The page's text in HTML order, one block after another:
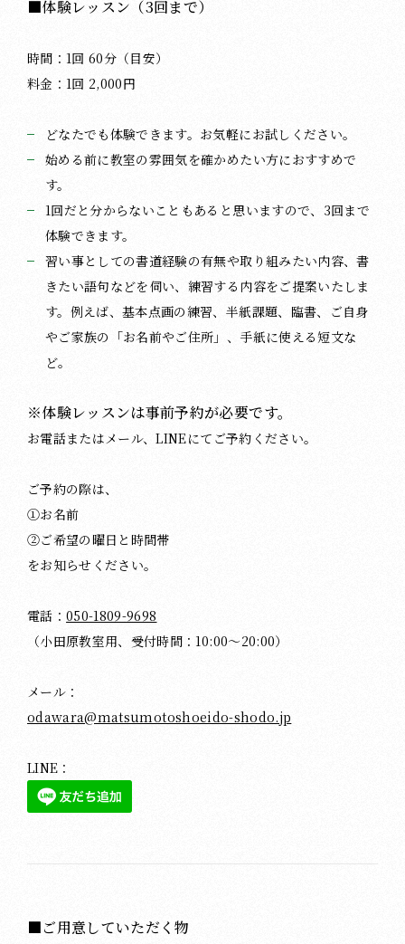
■体験レッスン（3回まで）
時間：1回 60分（目安）
料金：1回 2,000円
どなたでも体験できます。お気軽にお試しください。
始める前に教室の雰囲気を確かめたい方におすすめで
す。
1回だと分からないこともあると思いますので、3回まで
体験できます。
習い事としての書道経験の有無や取り組みたい内容、書
きたい語句などを伺い、練習する内容をご提案いたしま
す。例えば、基本点画の練習、半紙課題、臨書、ご自身
やご家族の「お名前やご住所」、手紙に使える短文な
ど。
※体験レッスンは事前予約が必要です。
お電話またはメール、LINEにてご予約ください。
ご予約の際は、
①お名前
②ご希望の曜日と時間帯
をお知らせください。
電話：050-1809-9698
（小田原教室用、受付時間：10:00～20:00）
メール：
odawara@matsumotoshoeido-shodo.jp
LINE：
■ご用意していただく物